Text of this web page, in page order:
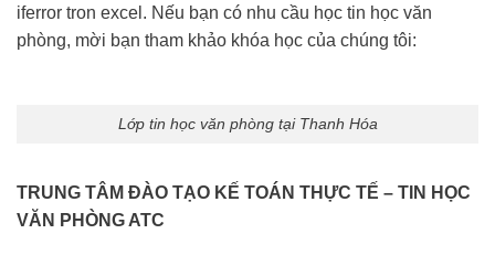
iferror tron excel. Nếu bạn có nhu cầu học tin học văn
phòng, mời bạn tham khảo khóa học của chúng tôi:
Lớp tin học văn phòng tại Thanh Hóa
TRUNG TÂM ĐÀO TẠO KẾ TOÁN THỰC TẾ – TIN HỌC
VĂN PHÒNG ATC